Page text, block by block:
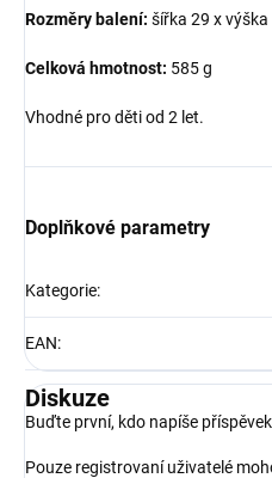
Rozměry balení: šířka 29 x
Celková hmotnost: 585 g
Vhodné pro děti od 2 let.
Doplňkové parametry
Kategorie:
EAN:
Diskuze
Buďte první, kdo napíše
Pouze registrovaní uživatelé